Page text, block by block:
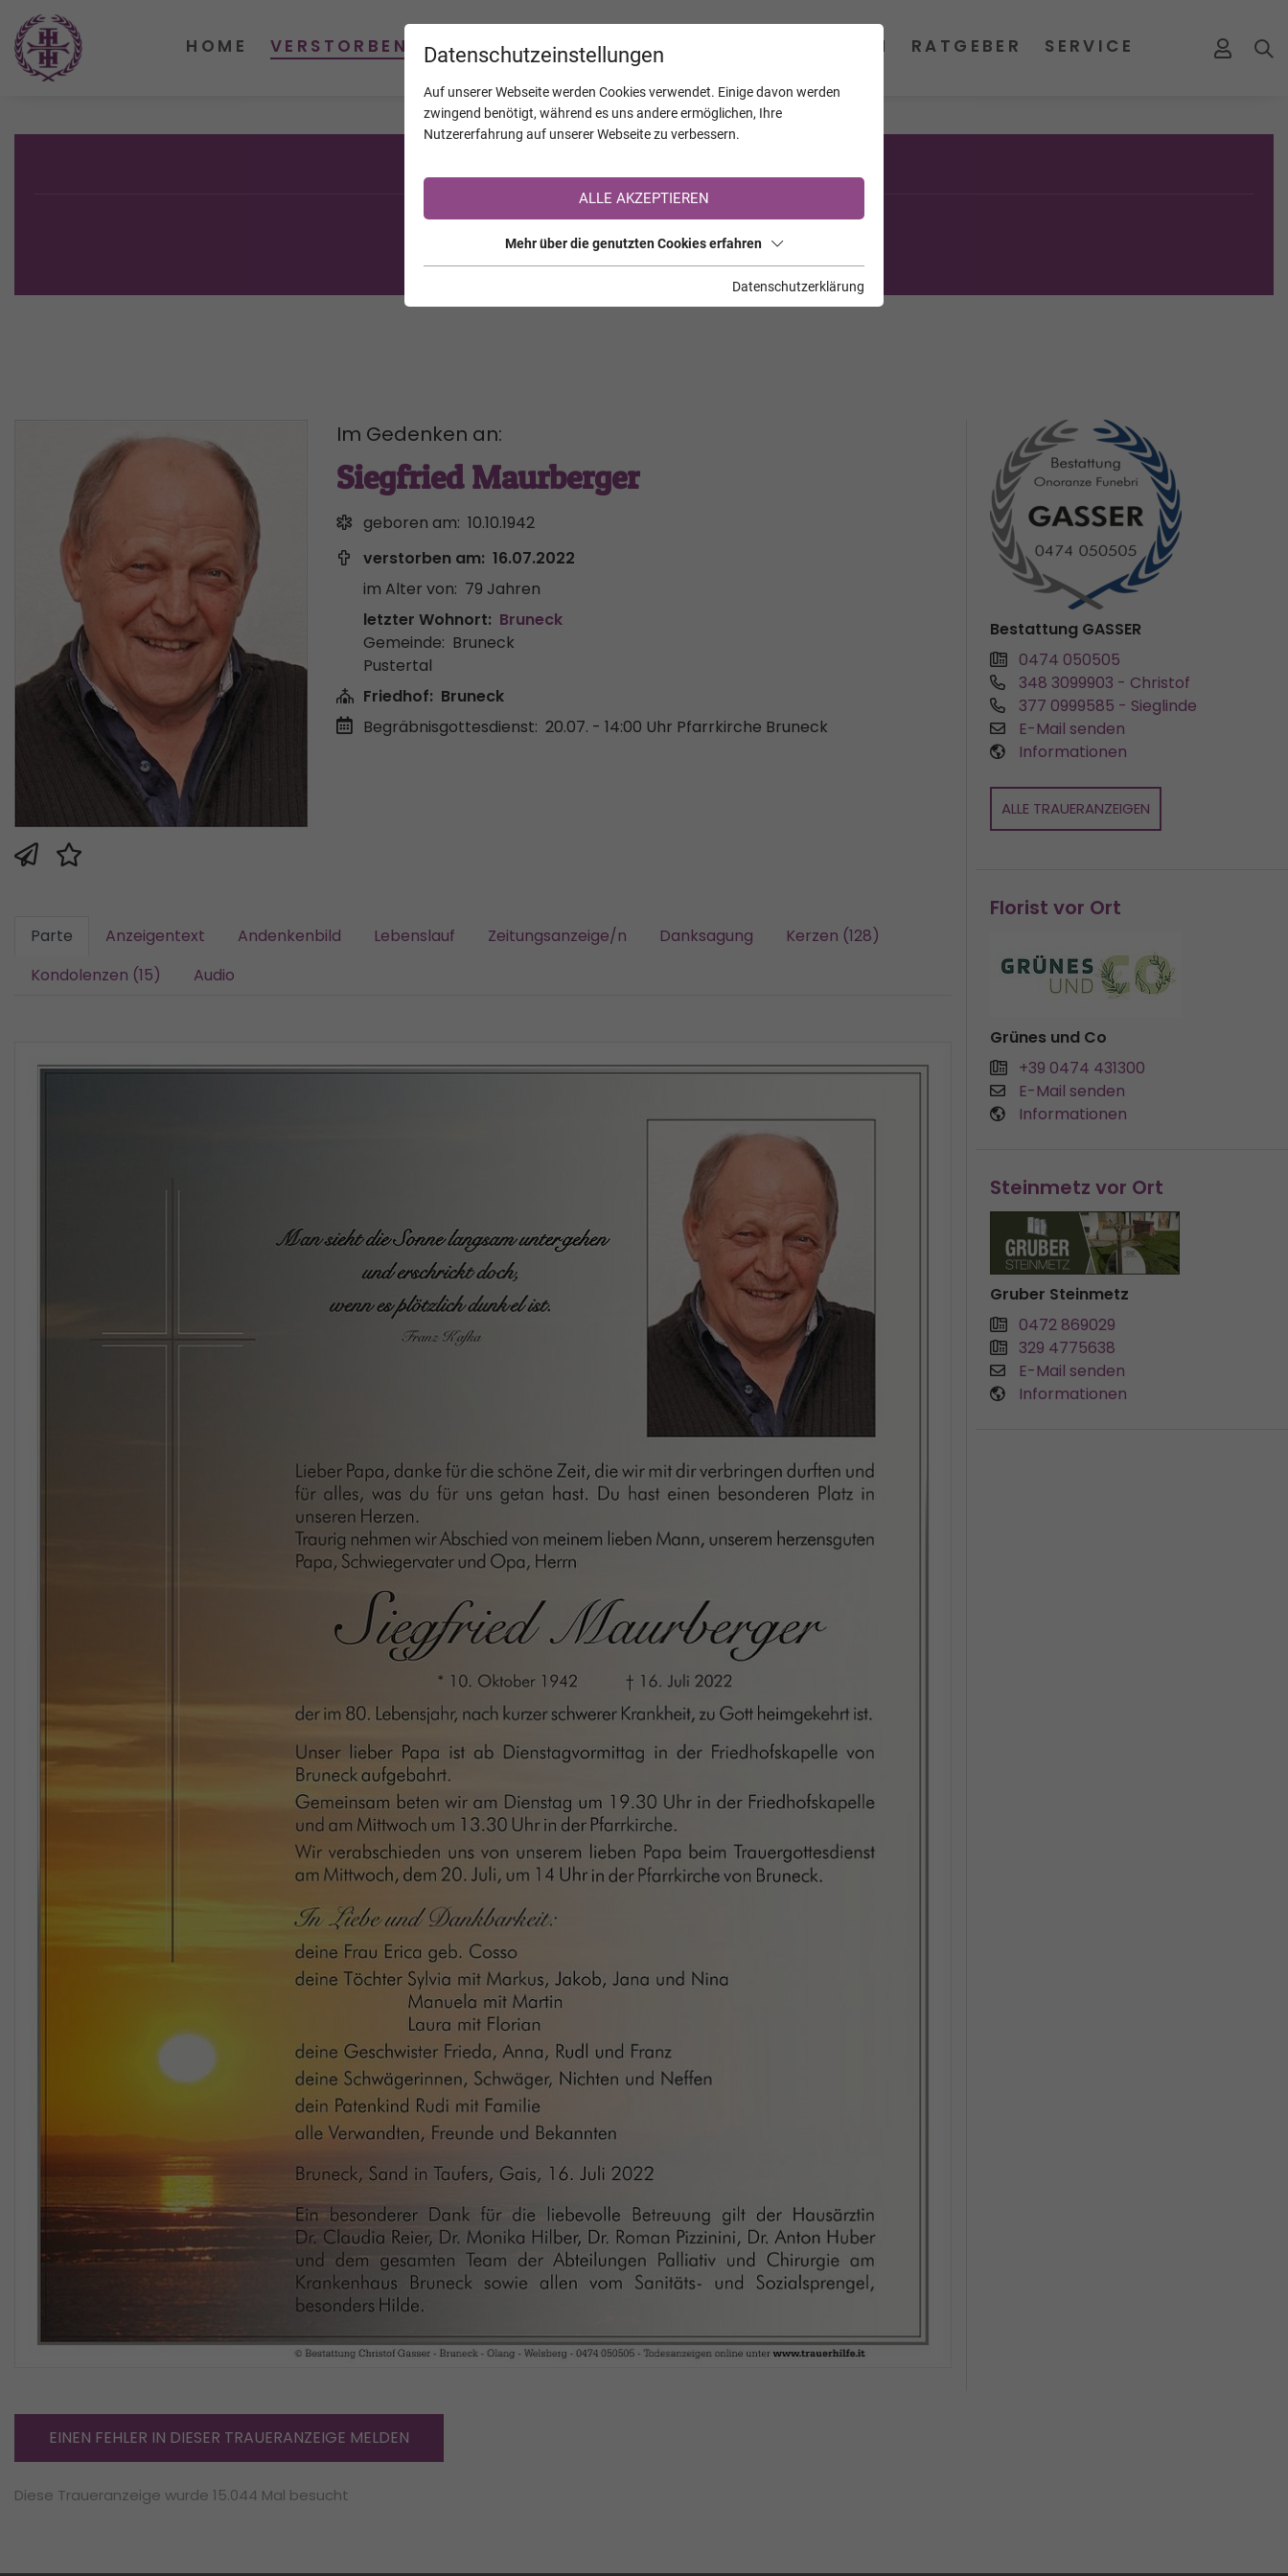
Sie sind noch nicht auf TrauerHilfe.it registriert?
>> zur kostenlosen Registrierung <<
Im Gedenken an:
Siegfried Maurberger
geboren am: 10.10.1942
verstorben am: 16.07.2022
im Alter von: 79 Jahren
letzter Wohnort: Bruneck
Gemeinde: Bruneck
Pustertal
Friedhof: Bruneck
Begräbnisgottesdienst: 20.07. - 14:00 Uhr Pfarrkirche Bruneck
Parte Anzeigentext Andenkenbild Lebenslauf Zeitungsanzeige/n Danksagung
Kerzen (128)
Kondolenzen (15)
Audio
Bestattung GASSER
0474 050505
348 3099903 - Christof
377 0999585 - Sieglinde
E-Mail senden
Informationen
ALLE TRAUERANZEIGEN
Florist vor Ort
Grünes und Co
+39 0474 431300
E-Mail senden
Informationen
Steinmetz vor Ort
Gruber Steinmetz
0472 869029
329 4775638
E-Mail senden
Informationen
EINEN FEHLER IN DIESER TRAUERANZEIGE MELDEN
Diese Traueranzeige wurde 15.044 Mal besucht
Datenschutzeinstellungen
Auf unserer Webseite werden Cookies verwendet. Einige davon werden
zwingend benötigt, während es uns andere ermöglichen, Ihre
Nutzererfahrung auf unserer Webseite zu verbessern.
ALLE AKZEPTIEREN
Mehr über die genutzten Cookies erfahren
Datenschutzerklärung
HOME VERSTORBENE KALENDER JAHRESTAGE UNTERNEHMEN RATGEBER SERVICE